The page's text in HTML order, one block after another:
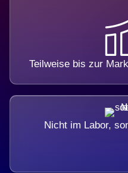
Teilweise bis zur
Nicht im Labor,